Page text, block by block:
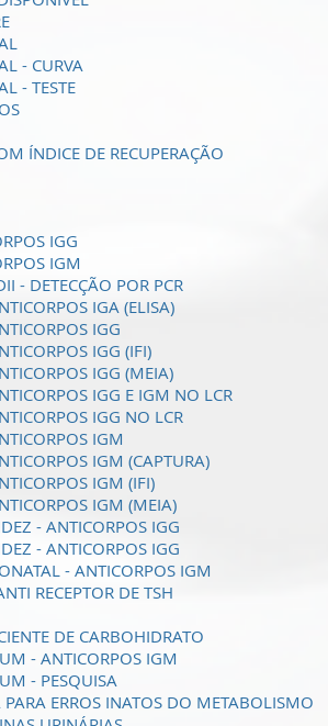
- CURVA
- TESTE
ÍNDICE DE RECUPERAÇÃO
IGG
IGM
- DETECÇÃO POR PCR
IGA (ELISA)
IGG
IGG (IFI)
IGG (MEIA)
IGG E IGM NO LCR
IGG NO LCR
IGM
IGM (CAPTURA)
IGM (IFI)
IGM (MEIA)
- ANTICORPOS IGG
- ANTICORPOS IGG
- ANTICORPOS IGM
RECEPTOR DE TSH
DE CARBOHIDRATO
- ANTICORPOS IGM
- PESQUISA
ERROS INATOS DO METABOLISMO